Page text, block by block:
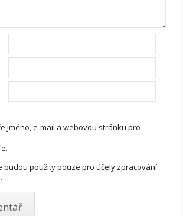
jméno, e-mail a webovou stránku pro
budou použity pouze pro účely zpracování